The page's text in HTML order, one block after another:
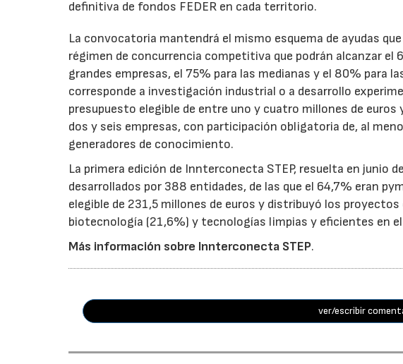
definitiva de fondos FEDER en cada territorio.
La convocatoria mantendrá el mismo esquema de ayudas
régimen de concurrencia competitiva que podrán alcanzar el
grandes empresas, el 75% para las medianas y el 80% para
corresponde a investigación industrial o a desarrollo
presupuesto elegible de entre uno y cuatro millones de
dos y seis empresas, con participación obligatoria de, al
generadores de conocimiento.
La primera edición de Innterconecta STEP, resuelta en junio
desarrollados por 388 entidades, de las que el 64,7% eran
elegible de 231,5 millones de euros y distribuyó los
biotecnología (21,6%) y tecnologías limpias y eficientes en
Más información sobre Innterconecta STEP.
ver/escribir